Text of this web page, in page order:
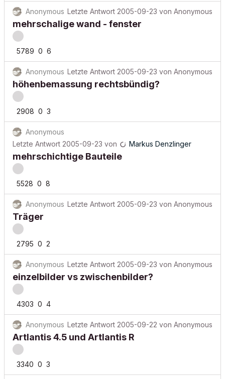
Anonymous Letzte Antwort 2005-09-23 von Anonymous
mehrschalige wand - fenster
5789 0 6
Anonymous Letzte Antwort 2005-09-23 von Anonymous
höhenbemassung rechtsbündig?
2908 0 3
Anonymous
Letzte Antwort 2005-09-23 von Markus Denzlinger
mehrschichtige Bauteile
5528 0 8
Anonymous Letzte Antwort 2005-09-23 von Anonymous
Träger
2795 0 2
Anonymous Letzte Antwort 2005-09-23 von Anonymous
einzelbilder vs zwischenbilder?
4303 0 4
Anonymous Letzte Antwort 2005-09-22 von Anonymous
Artlantis 4.5 und Artlantis R
3340 0 3